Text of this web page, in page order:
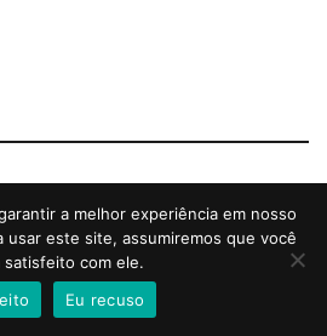
a melhor experiência em nosso
usar este site, assumiremos que você
satisfeito com ele.
Eu recuso